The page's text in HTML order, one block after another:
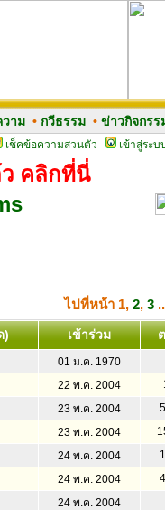
าม• กวีธรรม• ข่าวกิจกรร
เช็คข้อความส่วนตัว เข้าสู่ระบ
ว คลิกที่นี่
ไปที่หน้า 1, 2, 3
) เข้าร่วม
01 ม.ค. 1970
22 พ.ค. 2004
23 พ.ค. 2004
23 พ.ค. 2004
24 พ.ค. 2004
24 พ.ค. 2004
24 พ.ค. 2004